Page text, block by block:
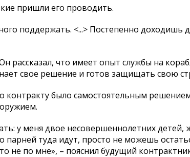
пришли его проводить.
поддержать. <...> Постепенно доходишь
что имеет опыт службы на
свое решение и готов защищать свою
контракту было самостоятельным
у меня двое несовершеннолетних детей,
парней туда идут, просто не можешь
не по мне», – пояснил будущий